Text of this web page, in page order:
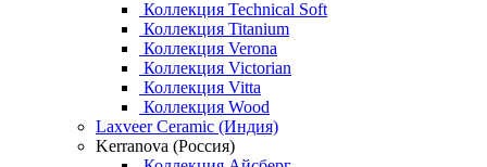
Коллекция Technical Soft
Коллекция Titanium
Коллекция Verona
Коллекция Victorian
Коллекция Vitta
Коллекция Wood
Laxveer Ceramic (Индия)
Kerranova (Россия)